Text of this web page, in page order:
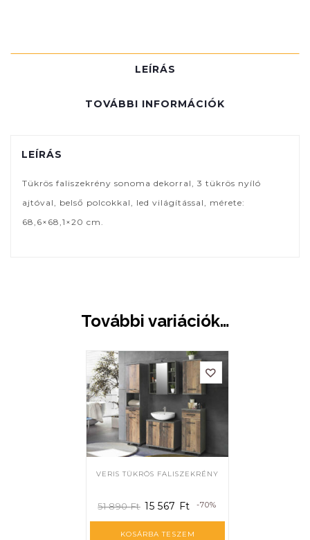
LEÍRÁS
TOVÁBBI INFORMÁCIÓK
LEÍRÁS
Tükrös faliszekrény sonoma dekorral, 3 tükrös nyíló
ajtóval, belső polcokkal, led világítással, mérete:
68,6×68,1×20 cm.
További variációk…
VERIS TÜKRÖS FALISZEKRÉNY
51 890Ft 15 567 Ft -70%
KOSÁRBA TESZEM